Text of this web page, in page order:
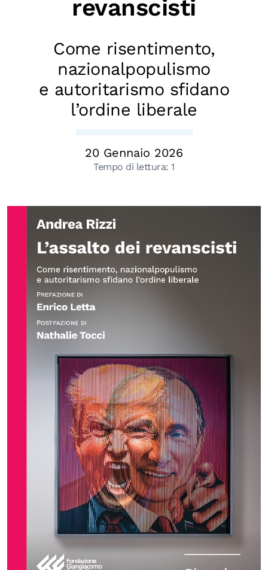
Biblioteca
I CONTENUTI
Osservatori di ricerca
Progetti Nazionali
Pubblicazioni
Calendario civile
Elezioni dal mondo
Podcast
OLTRE LA SCUOLA
Attività per bambine e bambini
Programmi per le scuole
Under25
Classici del Pensiero Politico
Master e Executive Program
revanscisti
Come risentimento,
nazionalpopulismo
e autoritarismo sfidano
l’ordine liberale
20 Gennaio 2026
Tempo di lettura:1